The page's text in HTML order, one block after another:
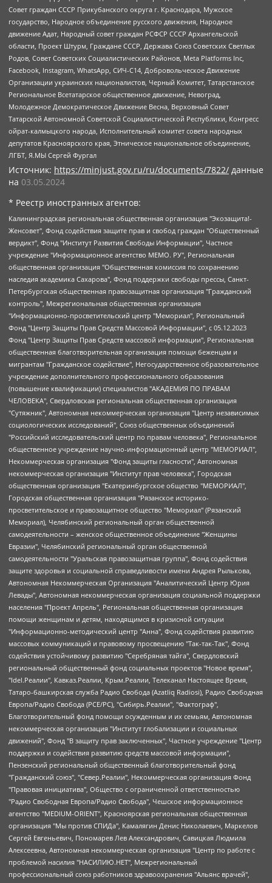
Совет граждан СССР Прикубанского округа г. Краснодара, Мужское
государство, Народное объединение русского движения, Народное
движение Адат, Народный совет граждан РСФСР СССР Архангельской
области, Проект Штурм, Граждане СССР, Держава Союз Советских Светлых
Родов, Совет Советских Социалистических Районов, Meta Platforms Inc,
Facebook, Instagram, WhatsApp, СИЧ-С14, Добровольческое Движение
Организации украинских националистов, Черный Комитет, Татарстанское
Региональное Всетатарское общественное движение, Невоград,
Молодежное Демократическое Движение Весна, Верховный Совет
Татарской Автономной Советской Социалистической Республики, Конгресс
ойрат-калмыцкого народа, Исполнительный комитет совета народных
депутатов Красноярского края, Этническое национальное объединение,
ЛГБТ, Я.МЫ Сергей Фургал
Источник: https://minjust.gov.ru/ru/documents/7822/ данные
на 03.05.2024
* Реестр иностранных агентов:
Калининградская региональная общественная организация "Экозащита!-Женсовет", Фонд содействия защите прав и свобод граждан "Общественный вердикт", Фонд "Институт Развития Свободы Информации", Частное учреждение "Информационное агентство МЕМО. РУ", Региональная общественная организация "Общественная комиссия по сохранению наследия академика Сахарова", Фонд поддержки свободы прессы, Санкт-Петербургская общественная правозащитная организация "Гражданский контроль", Межрегиональная общественная организация "Информационно-просветительский центр "Мемориал", Региональный Фонд "Центр Защиты Прав Средств Массовой Информации", с 05.12.2023 Фонд "Центр Защиты Прав Средств массовой информации", Региональная общественная благотворительная организация помощи беженцам и мигрантам "Гражданское содействие", Негосударственное образовательное учреждение дополнительного профессионального образования (повышение квалификации) специалистов "АКАДЕМИЯ ПО ПРАВАМ ЧЕЛОВЕКА", Свердловская региональная общественная организация "Сутяжник", Автономная некоммерческая организация "Центр независимых социологических исследований", Союз общественных объединений "Российский исследовательский центр по правам человека", Региональное общественное учреждение научно-информационный центр "МЕМОРИАЛ", Некоммерческая организация "Фонд защиты гласности", Автономная некоммерческая организация "Институт прав человека", Городская общественная организация "Екатеринбургское общество "МЕМОРИАЛ", Городская общественная организация "Рязанское историко-просветительское и правозащитное общество "Мемориал" (Рязанский Мемориал), Челябинский региональный орган общественной самодеятельности – женское общественное объединение "Женщины Евразии", Челябинский региональный орган общественной самодеятельности "Уральская правозащитная группа", Фонд содействия защите здоровья и социальной справедливости имени Андрея Рылькова, Автономная Некоммерческая Организация "Аналитический Центр Юрия Левады", Автономная некоммерческая организация социальной поддержки населения "Проект Апрель", Региональная общественная организация помощи женщинам и детям, находящимся в кризисной ситуации "Информационно-методический центр "Анна", Фонд содействия развитию массовых коммуникаций и правовому просвещению "Так-так-Так", Фонд содействия устойчивому развитию "Серебряная тайга", Свердловский региональный общественный фонд социальных проектов "Новое время", "Idel.Реалии", Кавказ.Реалии, Крым.Реалии, Телеканал Настоящее Время, Татаро-башкирская служба Радио Свобода (Azatliq Radiosi), Радио Свободная Европа/Радио Свобода (PCE/PC), "Сибирь.Реалии", "Фактограф", Благотворительный фонд помощи осужденным и их семьям, Автономная некоммерческая организация "Институт глобализации и социальных движений", Фонд "В защиту прав заключенных", Частное учреждение "Центр поддержки и содействия развитию средств массовой информации", Пензенский региональный общественный благотворительный фонд "Гражданский союз", "Север.Реалии", Некоммерческая организация Фонд "Правовая инициатива", Общество с ограниченной ответственностью "Радио Свободная Европа/Радио Свобода", Чешское информационное агентство "MEDIUM-ORIENT", Красноярская региональная общественная организация "Мы против СПИДа", Камалягин Денис Николаевич, Маркелов Сергей Евгеньевич, Пономарев Лев Александрович, Савицкая Людмила Алексеевна, Автономная некоммерческая организация "Центр по работе с проблемой насилия "НАСИЛИЮ.НЕТ", Межрегиональный профессиональный союз работников здравоохранения "Альянс врачей", Юридическое лицо, зарегистрированное в Латвийской Республике, SIA "Medusa Project" (регистрационный номер 40103797863, дата регистрации 10.06.2014), Некоммерческая организация "Фонд по борьбе с коррупцией", Автономная некоммерческая организация "Институт права и публичной политики", Баданин Роман Сергеевич, Гликин Максим Александрович, Железнова Мария Михайловна, Лукьянова Юлия Сергеевна, Маетная Елизавета Витальевна, Маняхин Петр Борисович, Чуракова Ольга Владимировна, Ярош Юлия Петровна, Юридическое лицо "The Insider SIA", зарегистрированное в Риге, Латвийская Республика (дата регистрации 26.06.2015), являющееся администратором доменного имени интернет-издания "The Insider SIA", https://theins.ru, Постернак Алексей Евгеньевич, Рубин Михаил Аркадьевич, Анин Роман Александрович, Юридическое лицо Istories fonds, зарегистрированное в Латвийской Республике (регистрационный номер 50008295751, дата регистрации 24.02.2020), Великовский Дмитрий Александрович, Долинина Ирина Николаевна, Мароховская Алеся Алексеевна, Шлейнов Роман Юрьевич, Шмагун Олеся Валентиновна, Общество с ограниченной ответственностью "Альтаир 2021", Общество с ограниченной ответственностью "Вега 2021", Общество с ограниченной ответственностью "Главный редактор 2021", Общество с ограниченной ответственностью "Ромашки монолит", Важенков Артем Валерьевич, Ивановская областная общественная организация "Центр гендерных исследований", Гурман Юрий Альбертович, Медиапроект "ОВД-Инфо", Егоров Владимир Владимирович, Жилинский Владимир Александрович, Общество с ограниченной ответственностью "ЗП", Иванова София Юрьевна, Карезина Инна Павловна, Кильтау Екатерина Викторовна, Петров Алексей Викторович, Пискунов Сергей Евгеньевич, Смирнов Сергей Сергеевич, Тихонов Михаил Сергеевич, Общество с ограниченной ответственностью "ЖУРНАЛИСТ-ИНОСТРАННЫЙ АГЕНТ", Арапова Галина Юрьевна, Вольтская Татьяна Анатольевна, Американская компания "Mason G.E.S. Anonymous Foundation" (США), являющаяся владельцем интернет-издания https://mnews.world/, Компания "Stichting Bellingcat", зарегистрированная в Нидерландах (дата регистрации 11.07.2018), Захаров Андрей Вячеславович, Клепиковская Екатерина Дмитриевна, Общество с ограниченной ответственностью "МЕМО", Перл Роман Александрович, Симонов Евгений Алексеевич, Соловьева Елена Анатольевна, Сотников Даниил Владимирович, Сурначева Елизавета Дмитриевна, Автономная некоммерческая организация по защите прав человека и информированию населения "Якутия – Наше Мнение", Общество с ограниченной ответственностью "Москоу диджитал медиа", с 26.01.2023 Общество с ограниченной ответственностью "Чайка Белые сады", Ветошкина Валерия Валерьевна, Заговора Максим Александрович, Межрегиональное общественное движение "Российская ЛГБТ - сеть", Оленичев Максим Владимирович, Павлов Иван Юрьевич, Скворцова Елена Сергеевна, Общество с ограниченной ответственностью "Как бы инагент", Кочетков Игорь Викторович, Общество с ограниченной ответственностью "Честные выборы", Еланчик Олег Александрович, Общество с ограниченной ответственностью "Нобелевский призыв", Гималова Регина Эмилевна, Григорьев Андрей Валерьевич, Григорьева Алина Александровна, Ассоциация по содействию защите прав призывников, альтернативнослужащих и военнослужащих "Правозащитная группа "Гражданин.Армия.Право", Хисамова Регина Фаритовна, Автономная некоммерческая организация по реализации социально-правовых программ "Лилит", Дальневосточное общественное движение "Маяк", Санкт-Петербургская ЛГБТ-инициативная группа "Выход", Инициативная группа ЛГБТ+ "Реверс", Алексеев Андрей Викторович, Бекбулатова Таисия Львовна, Беляев Иван Михайлович, Владыкина Елена Сергеевна, Гельман Марат Александрович, Никульшина Вероника Юрьевна, Толоконникова Надежда Андреевна, Шендерович Виктор Анатольевич, Общество с ограниченной ответственностью "Данное сообщение", Общество с ограниченной ответственностью Издательский дом "Новая глава", Айнбиндер Александра Александровна, Московский комьюнити-центр для ЛГБТ+инициатив, Благотворительный фонд развития филантропии, Deutsche Welle (Германия, Kurt-Schumacher-Strasse 3, 53113 Bonn), Борзунова Мария Михайловна, Воробьев Виктор Викторович, Голубева Анна Львовна, Константинова Алла Михайловна, Малкова Ирина Владимировна, Мурадов Мурад Абдулгалимович, Осетинская Елизавета Николаевна, Понасенков Евгений Николаевич, Ганапольский Матвей Юрьевич, Киселев Евгений Алексеевич, Борухович Ирина Григорьевна, Дремин Иван Тимофеевич, Дубровский Дмитрий Викторович, Красноярская региональная общественная организация поддержки и развития альтернативных образовательных технологий и межкультурных коммуникаций "ИНТЕРРА", Маяковская Екатерина Алексеевна, Фейгин Марк Захарович, Филимонов Андрей Викторович, Дзугкоева Регина Николаевна, Доброхотов Роман Александрович, Дудь Юрий Александрович, Елкин Сергей Владимирович, Кругликов Кирилл Игоревич, Сабунаева Мария Леонидовна, Семенов Алексей Владимирович, Шаинян Карен Багратович, Шульман Екатерина Михайловна, Асафьев Артур Валерьевич, Вахштайн Виктор Семенович, Венедиктов Алексей Алексеевич, Лушникова Екатерина Евгеньевна, Волков Леонид Михайлович, Невзоров Александр Глебович, Пархоменко Сергей Борисович, Сироткин Ярослав Николаевич, Кара-Мурза Владимир Владимирович, Баранова Наталья Владимировна, Гозман Леонид Яковлевич, Кагарлицкий Борис Юльевич, Климарев Михаил Валерьевич, Милов Владимир Станиславович, Автономная некоммерческая организация Краснодарский центр современного искусства "Типография", Моргенштерн Алишер Тагирович, Соболь Любовь Эдуардовна, Общество с ограниченной ответственностью "ЛИЗА НОРМ", Каспаров Гарри Кимович, Ходорковский Михаил Борисович, Общество с ограниченной ответственностью "Апрельские тезисы", Данилович Ирина Брониславовна, Кашин Олег Владимирович, Петров Николай Владимирович, Пивоваров Алексей Владимирович, Соколов Михаил Владимирович, Цветкова Юлия Владимировна, Чичваркин Евгений Александрович, Комитет против пыток/Команда против пыток, Общество с ограниченной ответственностью "Первый научный", Общество с ограниченной ответственностью "Вертолет и ко", Белоцерковская Вероника Борисовна, Кац Максим Евгеньевич, Лазарева Татьяна Юрьевна, Шаведдинов Руслан Табризович, Яшин Илья Валерьевич, Общество с ограниченной ответственностью "Иноагент ААВ", Алешковский Дмитрий Петрович, Альбац Евгения Марковна, Быков Дмитрий Львович, Галямина Юлия Евгеньевна, Лойко Сергей Леонидович, Мартынов Кирилл Константинович, Медведев Сергей Александрович, Крашенинников Федор Геннадиевич, Гордеева Катерина Вл